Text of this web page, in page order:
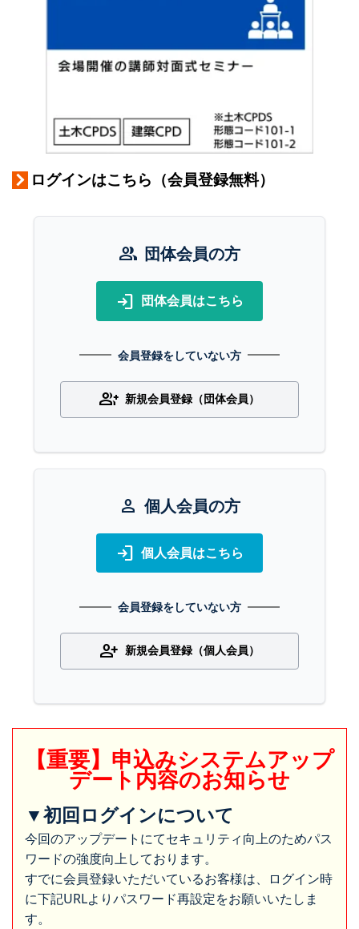
ログインはこちら（会員登録無料）
group 団体会員の方
login 団体会員はこちら
会員登録をしていない方
group_add 新規会員登録（団体会員）
person 個人会員の方
login 個人会員はこちら
会員登録をしていない方
person_add 新規会員登録（個人会員）
【重要】申込みシステムアップ
デート内容のお知らせ
▼初回ログインについて
今回のアップデートにてセキュリティ向上のためパス
ワードの強度向上しております。
すでに会員登録いただいているお客様は、ログイン時
に下記URLよりパスワード再設定をお願いいたしま
す。